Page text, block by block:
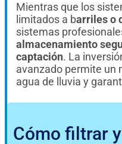
Mientras que los
limitados a barriles o
sistemas
almacenamiento
captación. La
avanzado permite un
agua de lluvia y
Cómo filtrar